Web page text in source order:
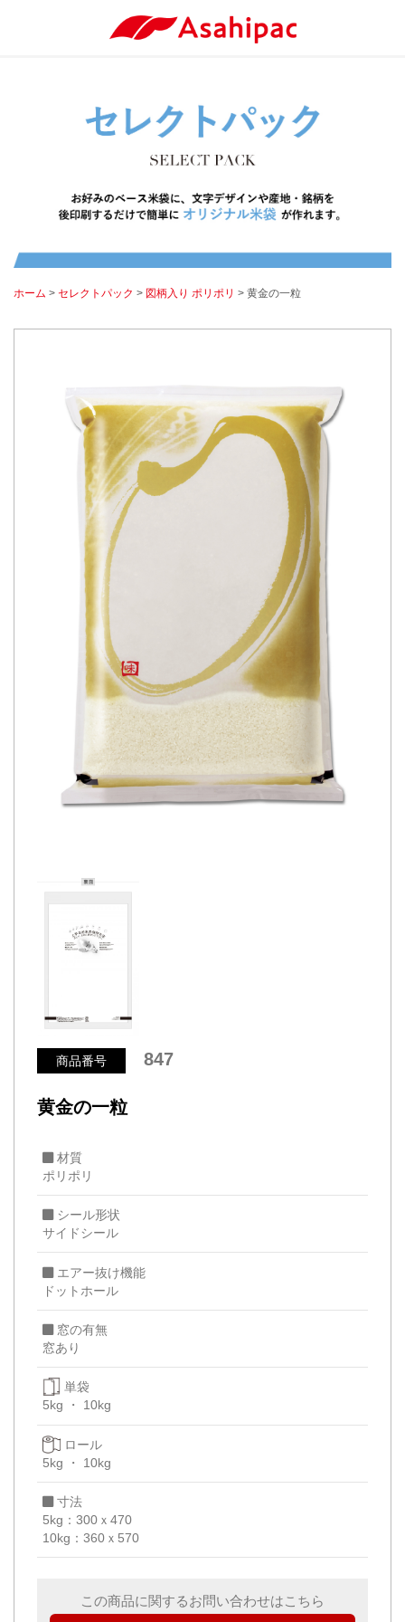
ホーム > セレクトパック > 図柄入り ポリポリ > 黄金の一粒
商品番号 847
黄金の一粒
材質
ポリポリ
シール形状
サイドシール
エアー抜け機能
ドットホール
窓の有無
窓あり
単袋
5kg
10kg
ロール
5kg
10kg
寸法
5kg：300ｘ470
10kg：360ｘ570
この商品に関するお問い合わせはこちら